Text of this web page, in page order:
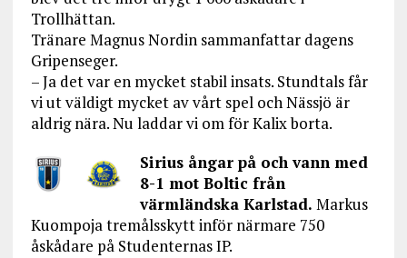
Trollhättan.
Tränare Magnus Nordin sammanfattar dagens
Gripenseger.
– Ja det var en mycket stabil insats. Stundtals får
vi ut väldigt mycket av vårt spel och Nässjö är
aldrig nära. Nu laddar vi om för Kalix borta.
Sirius ångar på och vann med
8-1 mot Boltic från
värmländska Karlstad. Markus
Kuompoja tremålsskytt inför närmare 750
åskådare på Studenternas IP.